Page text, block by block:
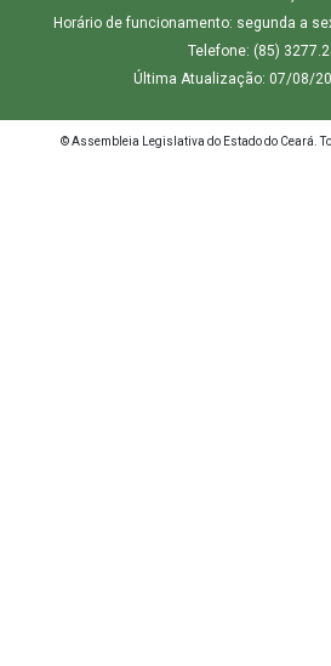
Horário de funcionamento: segunda a
Telefone: (85)
Última Atualização: 07/08/
© Assembleia Legislativa do Estado do Ceará.